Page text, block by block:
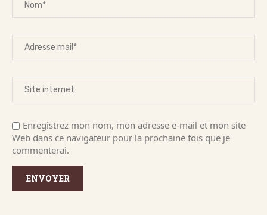
Enregistrez mon nom, mon adresse e-mail et mon site
Web dans ce navigateur pour la prochaine fois que je
commenterai.